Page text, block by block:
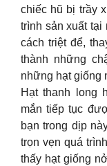
chiếc hũ bị trầy
trình sản xuất
cách triệt để,
thành những
những hạt giống
Hạt thanh long
mắn tiếp tục
bạn trong dịp
trọn vẹn quá
thấy hạt giống